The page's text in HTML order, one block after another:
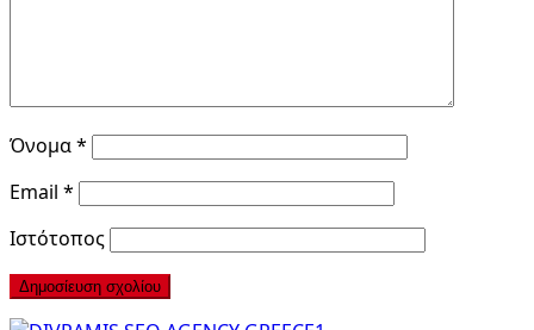
Όνομα*
Email *
Ιστότοπος